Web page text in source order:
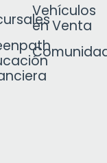
Vehículos
en Venta